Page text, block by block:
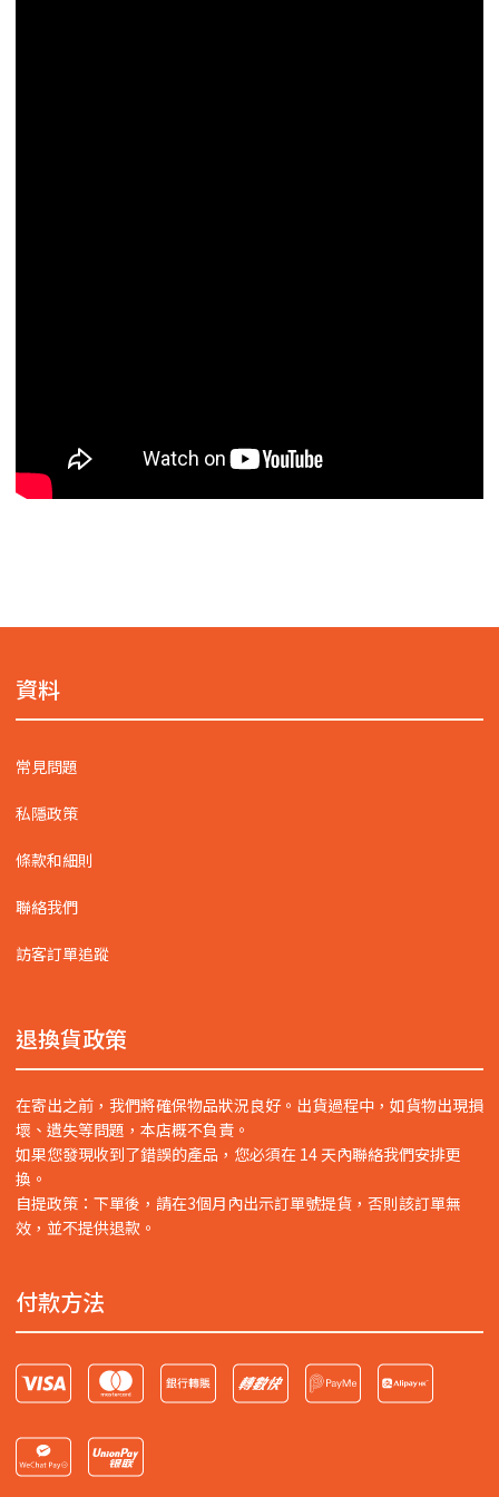
資料
常見問題
私隱政策
條款和細則
聯絡我們
訪客訂單追蹤
退換貨政策
在寄出之前，我們將確保物品狀況良好。出貨過程中，如貨物出現損
壞、遺失等問題，本店概不負責。
如果您發現收到了錯誤的產品，您必須在 14 天內聯絡我們安排更
換。
自提政策：下單後，請在3個月內出示訂單號提貨，否則該訂單無
效，並不提供退款。
付款方法